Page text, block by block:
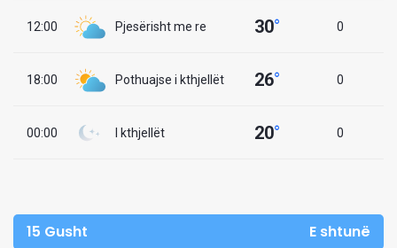
12:00 Pjesërisht me re 30° 0
18:00 Pothuajse i kthjellët 26° 0
00:00 I kthjellët 20° 0
15 Gusht E shtunë